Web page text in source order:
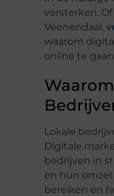
versterken.
Veenendaal.
waarom
online te
Lokale
Digitale
bedrijven in
en hun
bereiken en